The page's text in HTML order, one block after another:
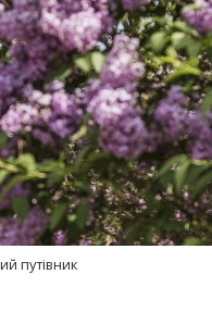
путівник